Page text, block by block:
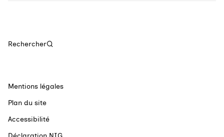
Rechercher
Mentions légales
Plan du site
Accessibilité